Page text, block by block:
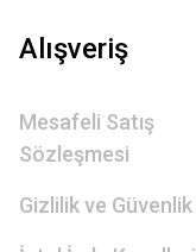
Alışveriş
Mesafeli Satış
Sözleşmesi
Gizlilik ve Güvenlik